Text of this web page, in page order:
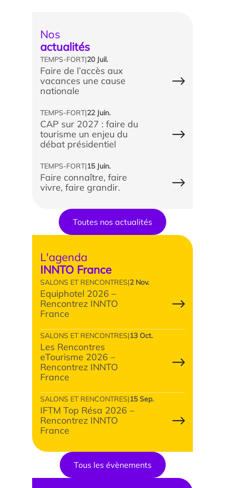
Étude/Stage
Comment candidater ?
Nos recherches et expertises
Parcours doctoral
École doctorale
En savoir +
Compétences et attentes professionnelles dans les
métiers territoriaux touristiques
Transformation des carrières en tourisme
Nos
actualités
TEMPS-FORT|20 Juil.
Faire de l’accès aux
vacances une cause
nationale
TEMPS-FORT|22 Juin.
CAP sur 2027 : faire du
tourisme un enjeu du
débat présidentiel
TEMPS-FORT|15 Juin.
Faire connaître, faire
vivre, faire grandir.
Toutes nos actualités
L'agenda
INNTO France
SALONS ET RENCONTRES|2 Nov.
Equiphotel 2026 –
Rencontrez INNTO
France
SALONS ET RENCONTRES|13 Oct.
Les Rencontres
eTourisme 2026 –
Rencontrez INNTO
France
SALONS ET RENCONTRES|15 Sep.
IFTM Top Résa 2026 –
Rencontrez INNTO
France
Tous les évènements